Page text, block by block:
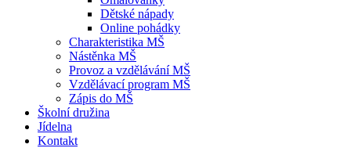
Dětské nápady
Online pohádky
Charakteristika MŠ
Nástěnka MŠ
Provoz a vzdělávání MŠ
Vzdělávací program MŠ
Zápis do MŠ
Školní družina
Jídelna
Kontakt